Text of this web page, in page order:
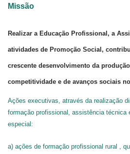
Chamados TI
Lgpd
Gerador Senha
Solicitações LGPD
Missão
Realizar a Educação Profissional, a
atividades de Promoção Social,
crescente desenvolvimento da
competitividade e de avanços sociais
Ações executivas, através da realização
formação profissional, assistência técnica
especial:
a) ações de formação profissional rural ,